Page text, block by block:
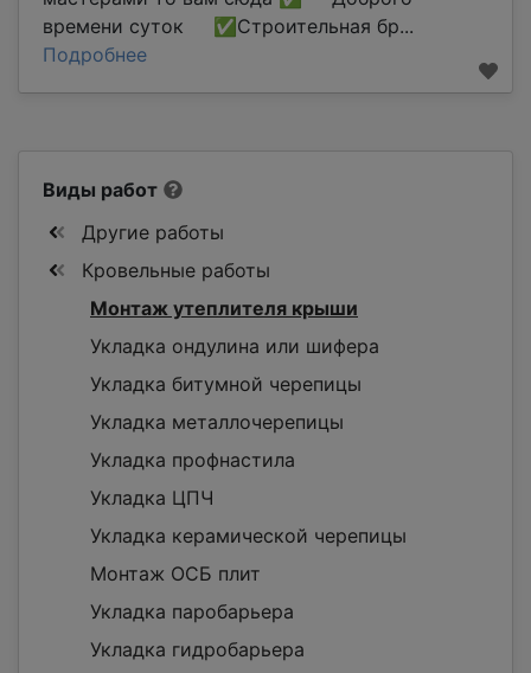
времени суток ✅Строительная бр...
Подробнее
Виды работ
Другие работы
Кровельные работы
Монтаж утеплителя крыши
Укладка ондулина или шифера
Укладка битумной черепицы
Укладка металлочерепицы
Укладка профнастила
Укладка ЦПЧ
Укладка керамической черепицы
Монтаж ОСБ плит
Укладка паробарьера
Укладка гидробарьера